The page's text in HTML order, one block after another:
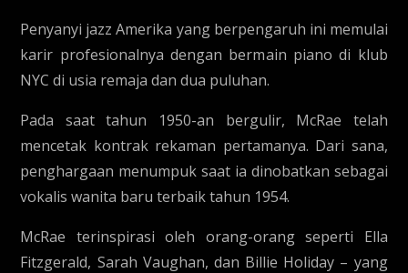
Penyanyi jazz Amerika yang berpengaruh ini memulai
karir profesionalnya dengan bermain piano di klub
NYC di usia remaja dan dua puluhan.
Pada saat tahun 1950-an bergulir, McRae telah
mencetak kontrak rekaman pertamanya. Dari sana,
penghargaan menumpuk saat ia dinobatkan sebagai
vokalis wanita baru terbaik tahun 1954.
McRae terinspirasi oleh orang-orang seperti Ella
Fitzgerald, Sarah Vaughan, dan Billie Holiday – yang